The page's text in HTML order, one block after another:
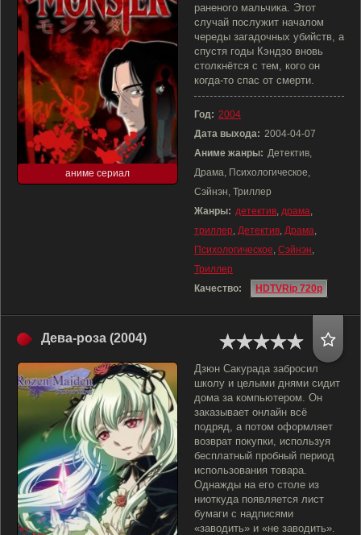
аниме сериал
раненого мальчика. Этот
случай послужит началом
череды загадочных убийств, а
спустя годы Кэндзо вновь
столкнётся с тем, кого он
когда-то спас от смерти.
Год: 2004
Дата выхода: 2004-04-07
Аниме жанры: Детектив,
Драма, Психологическое,
Сэйнэн, Триллер
Жанры: детектив, драма,
триллер, Детектив, Драма,
Психологическое, Сэйнэн,
Триллер
Качество:
HDTVRip 720p
Дева-роза (2004)
Дзюн Сакурада забросил
школу и целыми днями сидит
дома за компьютером. Он
заказывает онлайн всё
подряд, а потом оформляет
возврат покупки, используя
бесплатный пробный период
использования товара.
Однажды на его столе из
ниоткуда появляется лист
бумаги с надписями
«заводить» и «не заводить».